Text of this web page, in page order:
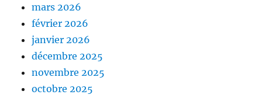
mars 2026
février 2026
janvier 2026
décembre 2025
novembre 2025
octobre 2025